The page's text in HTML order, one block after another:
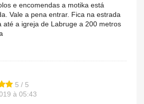
e encomendas a motika está
Vale a pena entrar. Fica na estrada
até a igreja de Labruge a 200 metros
5 / 5
à 05:43